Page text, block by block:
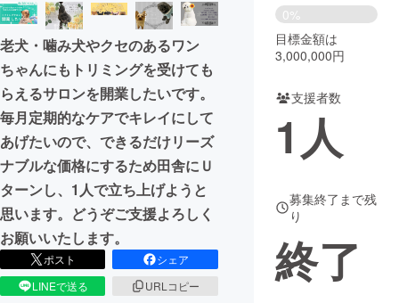
まちづくり・地域活性化
CAMPFIRE for Social Good
CAMPFIRE Creation
CAMPFIREふるさと納税
コミュニティ
老犬・噛み犬やクセのあるワン
ちゃんにもトリミングを受けても
らえるサロンを開業したいです。
毎月定期的なケアでキレイにして
あげたいので、できるだけリーズ
ナブルな価格にするため田舎にＵ
ターンし、1人で立ち上げようと
思います。どうぞご支援よろしく
お願いいたします。
ポスト
シェア
LINEで送る
URLコピー
0%
目標金額は
3,000,000円
支援者数
1人
募集終了まで残
り
終了